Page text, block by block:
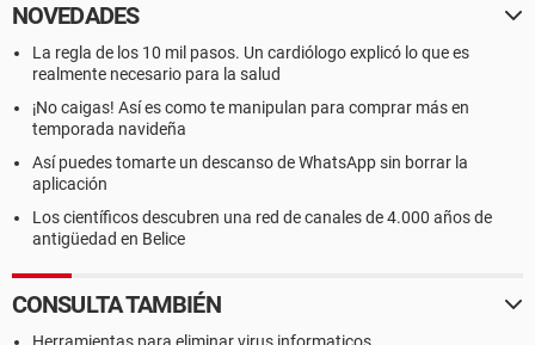
NOVEDADES
La regla de los 10 mil pasos. Un cardiólogo explicó lo que es
realmente necesario para la salud
¡No caigas! Así es como te manipulan para comprar más en
temporada navideña
Así puedes tomarte un descanso de WhatsApp sin borrar la
aplicación
Los científicos descubren una red de canales de 4.000 años de
antigüedad en Belice
CONSULTA TAMBIÉN